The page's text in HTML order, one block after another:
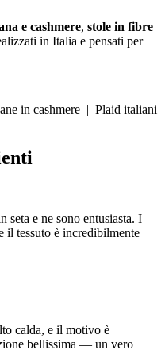
e cashmere, stole in fibre
in Italia e pensati per
in cashmere | Plaid italiani
e ne sono entusiasta. I
il tessuto è incredibilmente
calda, e il motivo è
bellissima — un vero